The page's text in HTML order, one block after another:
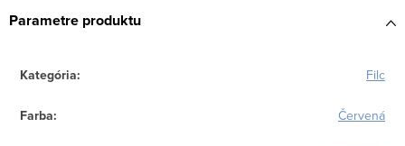
Parametre produktu
Kategória: Filc
Farba: Červená